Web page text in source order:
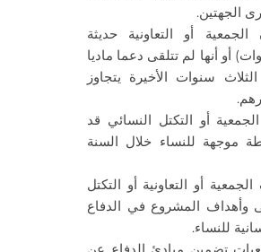
الجهتين.
أو التعاونية حديثة
(3 سنوات) أو أنها لم تتلقى دعما ماديا
سنوات الأخيرة يتجاوز
أو التكتل النسائي قد
موجهة للنساء خلال السنة
أو التعاونية أو التكتل
وأهداف المشروع في الدفاع
للنساء.
تضمين مبادئ الدفاع عن